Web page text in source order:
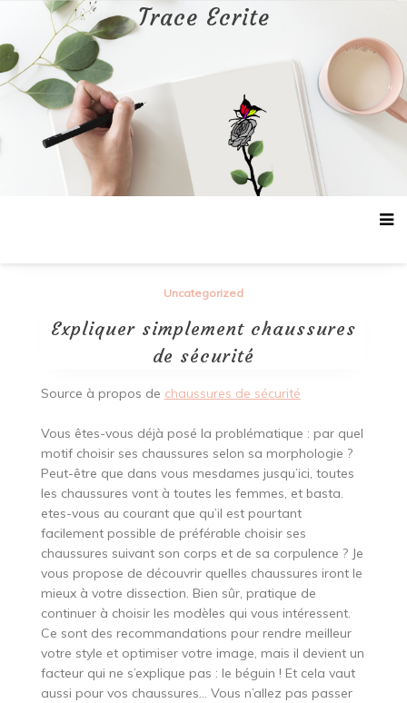
contenu
Trace Ecrite
Uncategorized
Expliquer simplement chaussures
de sécurité
Source à propos de chaussures de sécurité
Vous êtes-vous déjà posé la problématique : par quel
motif choisir ses chaussures selon sa morphologie ?
Peut-être que dans vous mesdames jusqu’ici, toutes
les chaussures vont à toutes les femmes, et basta.
etes-vous au courant que qu’il est pourtant
facilement possible de préférable choisir ses
chaussures suivant son corps et de sa corpulence ? Je
vous propose de découvrir quelles chaussures iront le
mieux à votre dissection. Bien sûr, pratique de
continuer à choisir les modèles qui vous intéressent.
Ce sont des recommandations pour rendre meilleur
votre style et optimiser votre image, mais il devient un
facteur qui ne s’explique pas : le béguin ! Et cela vaut
aussi pour vos chaussures… Vous n’allez pas passer